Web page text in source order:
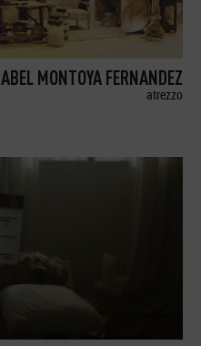
ABEL MONTOYA FERNANDEZ
atrezzo